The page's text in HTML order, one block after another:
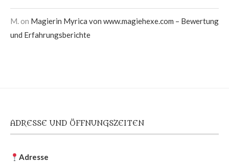
M.on Magierin Myrica von www.magiehexe.com – Bewertung
und Erfahrungsberichte
ADRESSE UND ÖFFNUNGSZEITEN
Adresse